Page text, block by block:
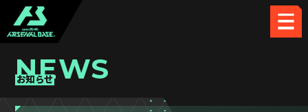
NEWS
お知らせ